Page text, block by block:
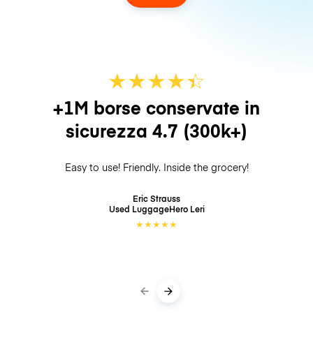
★★★★☆
★
+1M borse conservate in
sicurezza 4.7 (300k+)
Easy to use! Friendly. Inside the grocery!
Eric Strauss
Used LuggageHero Leri
★★★★★